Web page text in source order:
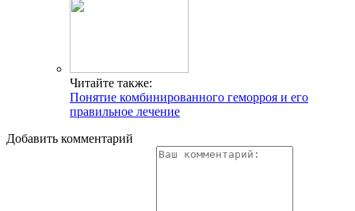
Читайте также:
Понятие комбинированного геморроя и его
правильное лечение
Добавить комментарий